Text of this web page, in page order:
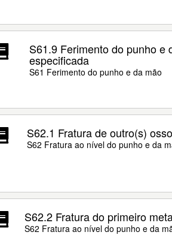
S61.9 Ferimento do punho e
especificada
S61 Ferimento do punho e da mão
S62.1 Fratura de outro(s)
S62 Fratura ao nível do punho e da
S62.2 Fratura do primeiro
S62 Fratura ao nível do punho e da